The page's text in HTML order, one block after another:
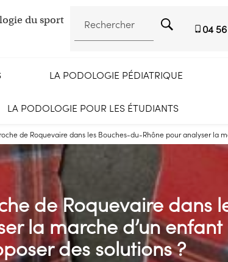
du sport Rechercher 04
LA PODOLOGIE PÉDIATRIQUE
LA PODOLOGIE POUR LES ÉTUDIANTS
de Roquevaire dans les Bouches-du-Rhône pour analyser la
de Roquevaire dans
la marche d’un enfant
des solutions ?